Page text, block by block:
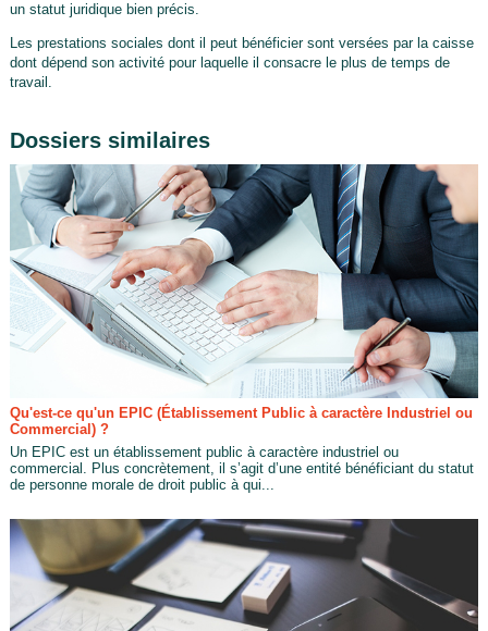
un statut juridique bien précis.
Les prestations sociales dont il peut bénéficier sont versées par la caisse
dont dépend son activité pour laquelle il consacre le plus de temps de
travail.
Dossiers similaires
Qu'est-ce qu'un EPIC (Établissement Public à caractère Industriel ou
Commercial) ?
Un EPIC est un établissement public à caractère industriel ou
commercial. Plus concrètement, il s’agit d’une entité bénéficiant du statut
de personne morale de droit public à qui...